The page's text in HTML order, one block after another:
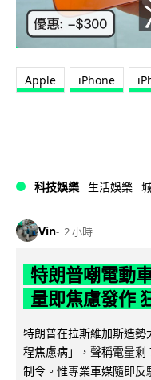
Apple iPhone
科技娛樂 生活娛樂
Vin 2 小時
特朗普嘲電動
量即焦慮發作
特朗普在拉斯維加斯造
程焦慮病」，聲稱電量
制令。惟專業車媒隨即反